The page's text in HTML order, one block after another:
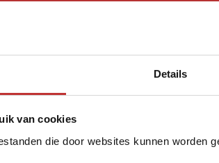
Details
van cookies
die door websites kunnen worden